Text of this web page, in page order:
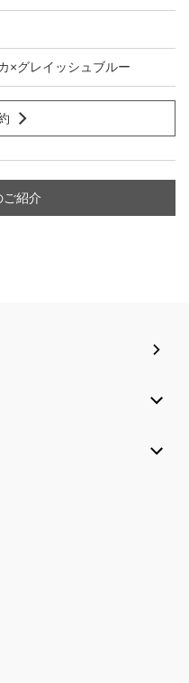
×グレイッシュブルー
ご紹介